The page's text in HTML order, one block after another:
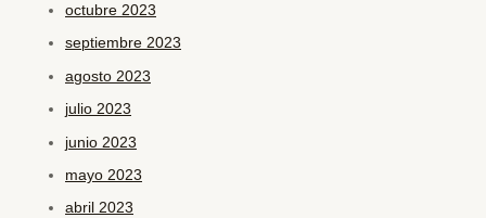
octubre 2023
septiembre 2023
agosto 2023
julio 2023
junio 2023
mayo 2023
abril 2023